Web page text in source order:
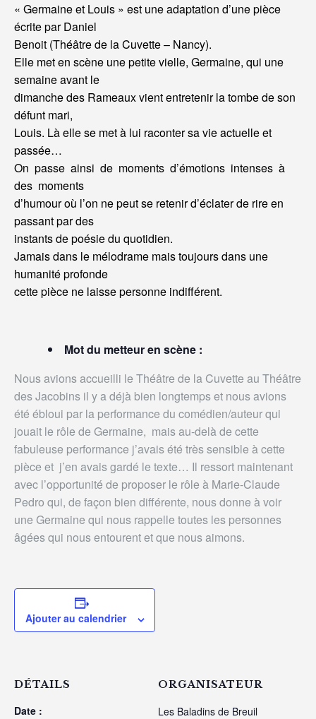
« Germaine et Louis » est une adaptation d’une pièce
écrite par Daniel
Benoit (Théâtre de la Cuvette – Nancy).
Elle met en scène une petite vielle, Germaine, qui une
semaine avant le
dimanche des Rameaux vient entretenir la tombe de son
défunt mari,
Louis. Là elle se met à lui raconter sa vie actuelle et
passée…
On passe ainsi de moments d’émotions intenses à
des moments
d’humour où l’on ne peut se retenir d’éclater de rire en
passant par des
instants de poésie du quotidien.
Jamais dans le mélodrame mais toujours dans une
humanité profonde
cette pièce ne laisse personne indifférent.
Mot du metteur en scène :
Nous avions accueilli le Théâtre de la Cuvette au Théâtre
des Jacobins il y a déjà bien longtemps et nous avions
été ébloui par la performance du comédien/auteur qui
jouait le rôle de Germaine, mais au-delà de cette
fabuleuse performance j’avais été très sensible à cette
pièce et j’en avais gardé le texte… Il ressort maintenant
avec l’opportunité de proposer le rôle à Marie-Claude
Pedro qui, de façon bien différente, nous donne à voir
une Germaine qui nous rappelle toutes les personnes
âgées qui nous entourent et que nous aimons.
Ajouter au calendrier
DÉTAILS
Date :
ORGANISATEUR
Les Baladins de Breuil